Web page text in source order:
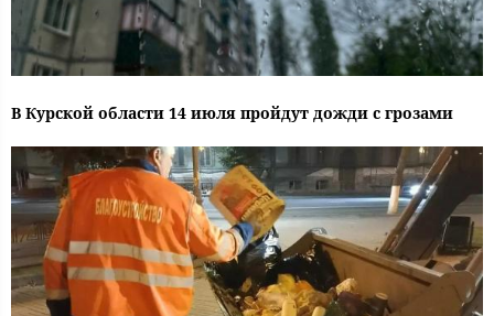
В Курской области 14 июля пройдут дожди с грозами